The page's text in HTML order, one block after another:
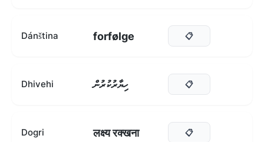
Dánština forfølge 📋
Dhivehi ހިޔާރުކުރުން 📋
Dogri लक्ष्य रक्खना 📋